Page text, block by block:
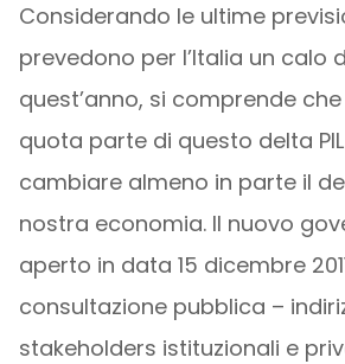
Considerando le ultime
prevedono per l’Italia un calo
quest’anno, si comprende
quota parte di questo delta
cambiare almeno in parte il
nostra economia. Il nuovo
aperto in data 15 dicembre
consultazione pubblica –
stakeholders istituzionali e